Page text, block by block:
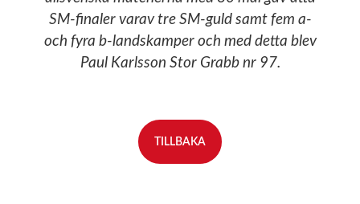
SM-finaler varav tre SM-guld samt fem a-
och fyra b-landskamper och med detta blev
Paul Karlsson Stor Grabb nr 97.
TILLBAKA